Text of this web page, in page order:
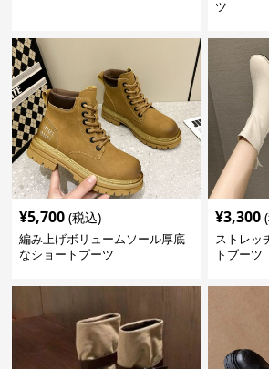
ツ
¥5,700 (税込)
編み上げボリュームソール厚底
なショートブーツ
¥3,300
ストレッ
トブーツ